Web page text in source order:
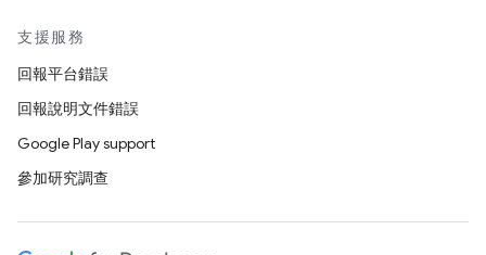
支援服務
回報平台錯誤
回報說明文件錯誤
Google Play support
參加研究調查